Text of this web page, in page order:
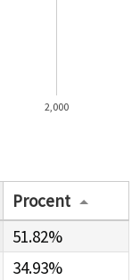
2,000
Procent
51.82%
34.93%